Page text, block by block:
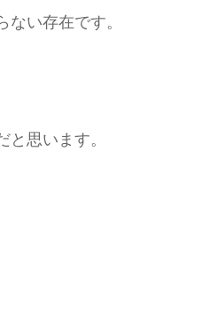
い存在です。
と思います。